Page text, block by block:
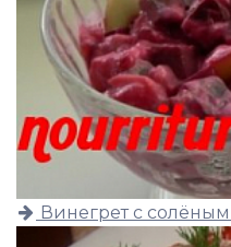
Винегрет с